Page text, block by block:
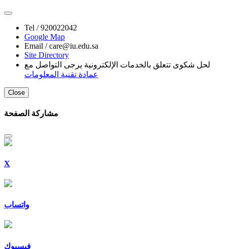
Tel /920022042
Google Map
Email /care@iu.edu.sa
Site Directory
لحل شكوى تتعلق بالخدمات الإلكترونية يرجى التواصل مع
عمادة تقنية المعلومات
Close
مشاركة الصفحة
X
واتساب
فيسبوك